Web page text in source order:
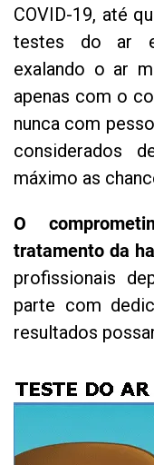
COVID-19, até
testes do ar
exalando o ar
apenas com o
nunca com
considerados
máximo as
O
tratamento da
profissionais
parte com
resultados